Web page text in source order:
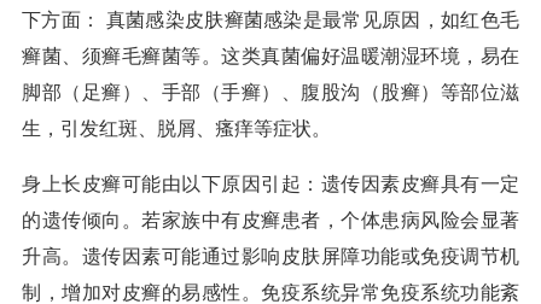
下方面： 真菌感染皮肤癣菌感染是最常见原因，如红色毛
癣菌、须癣毛癣菌等。这类真菌偏好温暖潮湿环境，易在
脚部（足癣）、手部（手癣）、腹股沟（股癣）等部位滋
生，引发红斑、脱屑、瘙痒等症状。
身上长皮癣可能由以下原因引起：遗传因素皮癣具有一定
的遗传倾向。若家族中有皮癣患者，个体患病风险会显著
升高。遗传因素可能通过影响皮肤屏障功能或免疫调节机
制，增加对皮癣的易感性。免疫系统异常免疫系统功能紊